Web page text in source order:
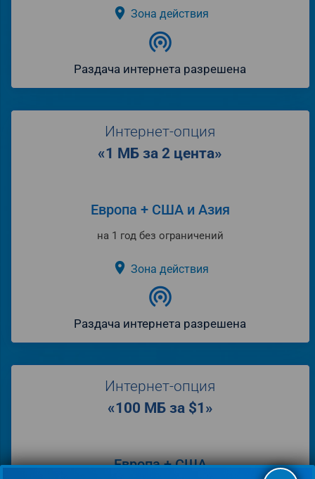
place Зона действия
wifi_tethering
Раздача интернета разрешена
Интернет-опция
«1 МБ за 2 цента»
Европа + США и Азия
на 1 год без ограничений
place Зона действия
wifi_tethering
Раздача интернета разрешена
Интернет-опция
«100 МБ за $1»
Европа + США